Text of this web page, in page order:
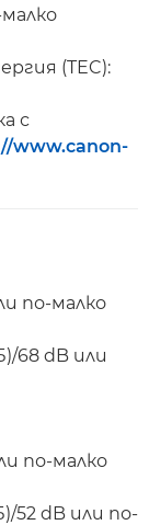
(TEC):
с
www.canon-
по-малко
68 dB или
по-малко
52 dB или по-